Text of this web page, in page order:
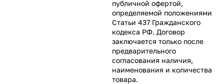
публичной офертой,
определяемой положениями
Статьи 437 Гражданского
кодекса РФ. Договор
заключается только после
предварительного
согласования наличия,
наименования и количества
товара.